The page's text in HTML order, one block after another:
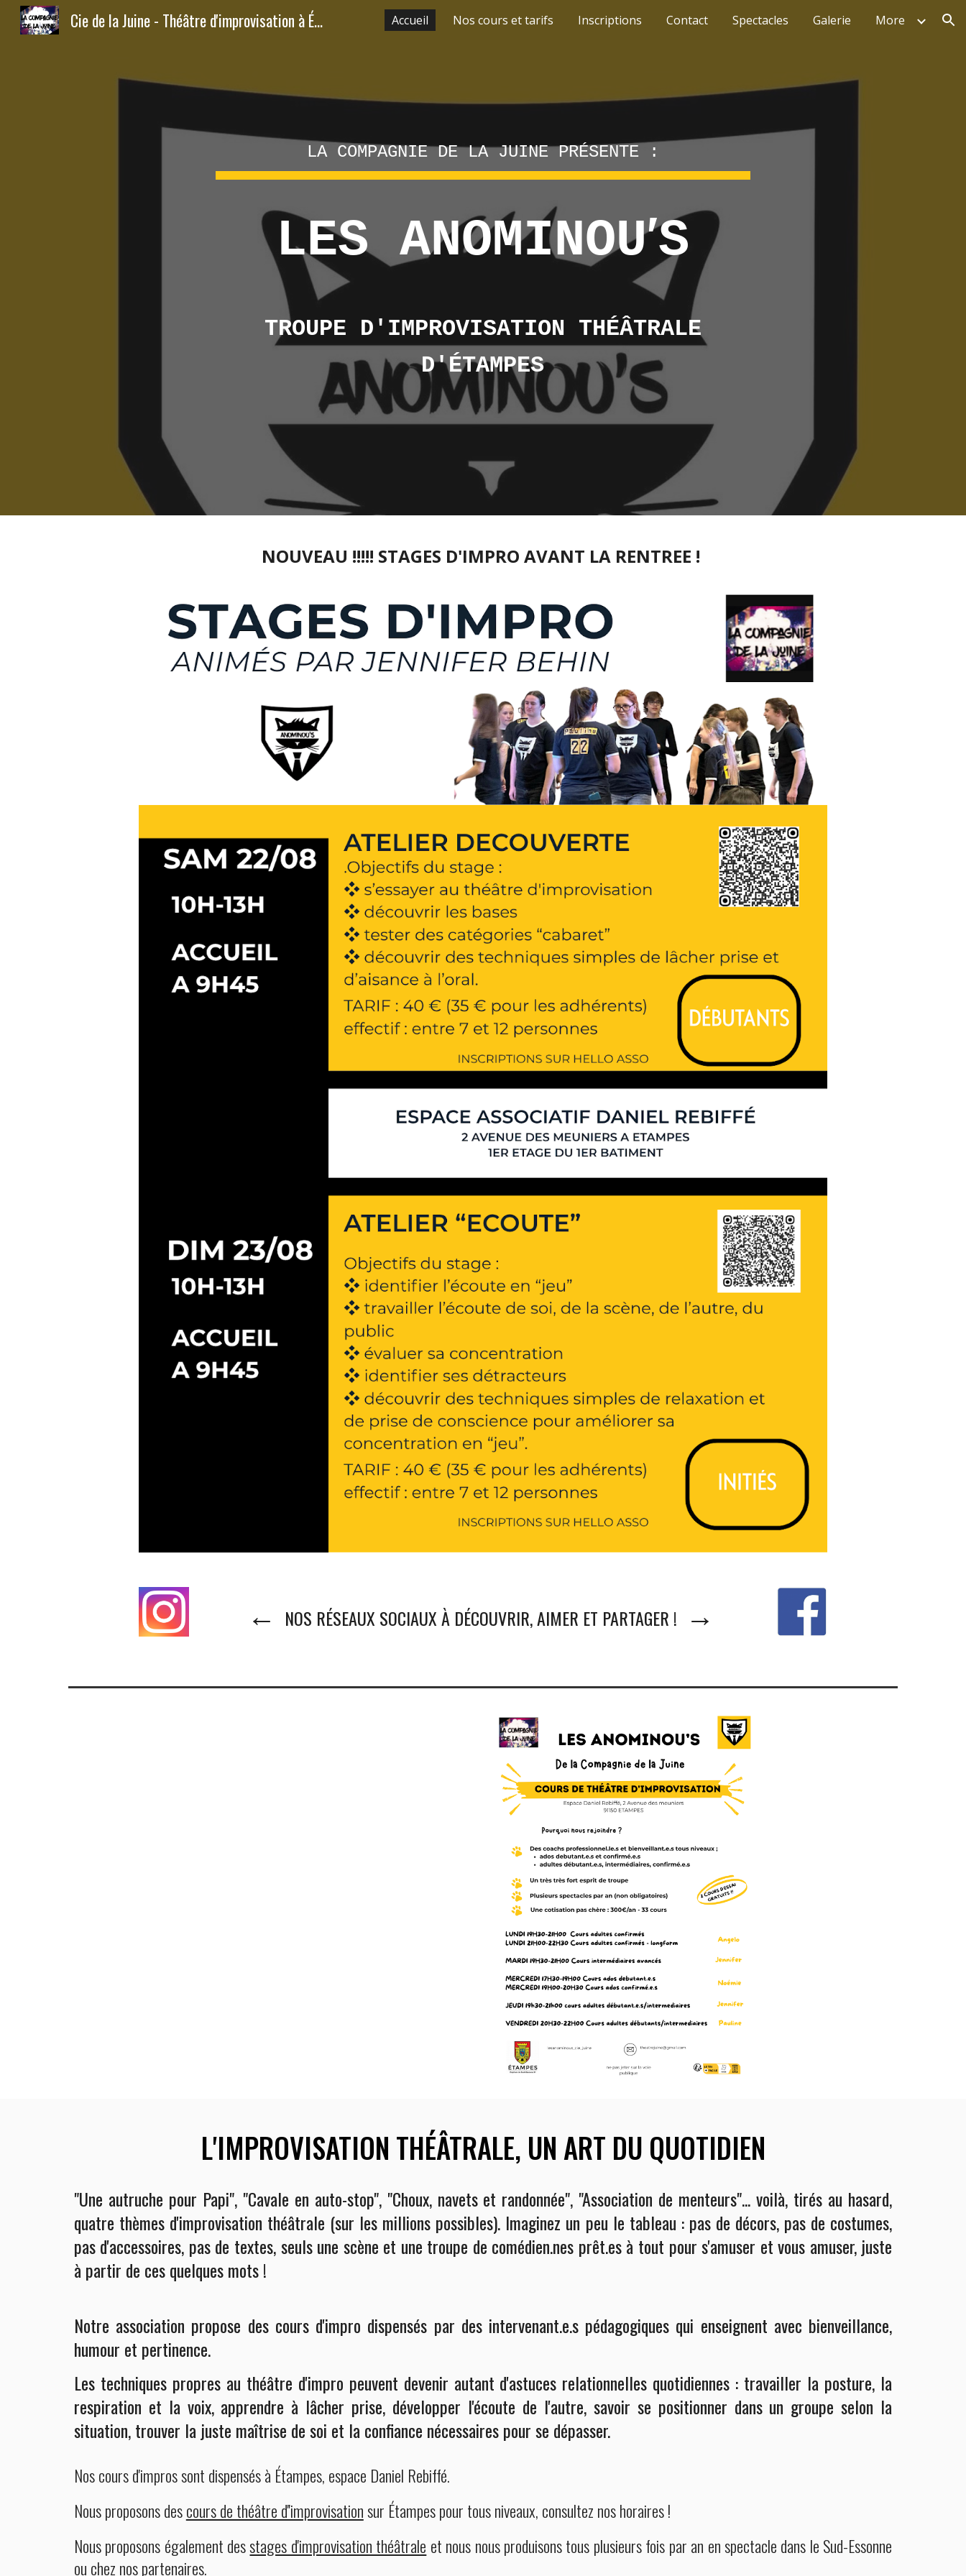
Skip to main content Skip to navigation
Cie de la Juine - Théâtre d'improvisation à Étampes Accueil Nos cours et tarifs Inscriptions Contact Spectacles Galerie More
LA COMPAGNIE DE LA JUINE PRÉSENTE :
LES ANOMINOU'S
TROUPE D'IMPROVISATION THÉÂTRALE
D'ÉTAMPES
NOUVEAU !!!!! STAGES D'IMPRO AVANT LA RENTREE !
← NOS RÉSEAUX SOCIAUX À DÉCOUVRIR, AIMER ET PARTAGER ! →
L'IMPROVISATION THÉÂTRALE, UN ART DU QUOTIDIEN
"Une autruche pour Papi", "Cavale en auto-stop", "Choux, navets et randonnée", "Association de menteurs"... voilà, tirés au hasard,
quatre thèmes d'improvisation théâtrale (sur les millions possibles). Imaginez un peu le tableau : pas de décors, pas de costumes,
pas d'accessoires, pas de textes, seuls une scène et une troupe de comédien.nes prêt.es à tout pour s'amuser et vous amuser, juste
à partir de ces quelques mots !
Notre association propose des cours d'impro dispensés par des intervenant.e.s pédagogiques qui enseignent avec bienveillance,
humour et pertinence.
Les techniques propres au théâtre d'impro peuvent devenir autant d'astuces relationnelles quotidiennes : travailler la posture, la
respiration et la voix, apprendre à lâcher prise, développer l'écoute de l'autre, savoir se positionner dans un groupe selon la
situation, trouver la juste maîtrise de soi et la confiance nécessaires pour se dépasser.
Noscours d'impros sont dispensés à Étampes, espace Daniel Rebiffé.
Nous proposons descours de théâtre d''improvisationsur Étampes pour tous niveaux, consultez nos horaires!
Nous proposons également desstages d'improvisation théâtrale et nous nous produisons tous plusieurs fois par an en spectacle dans le Sud-Essonne
ou chez nos partenaires.